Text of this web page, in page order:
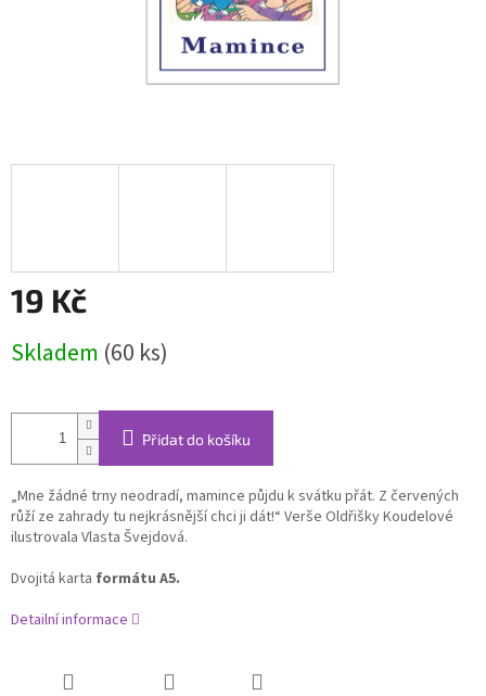
19 Kč
cena:
Skladem (60 ks)
Přidat do košíku
„Mne žádné trny neodradí, mamince půjdu k svátku přát. Z červených
růží ze zahrady tu nejkrásnější chci ji dát!“ Verše Oldřišky Koudelové
ilustrovala Vlasta Švejdová.
Dvojitá karta formátu A5.
Detailní informace